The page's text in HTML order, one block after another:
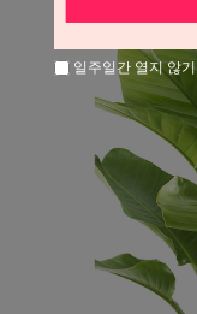
일주일간 열지 않기